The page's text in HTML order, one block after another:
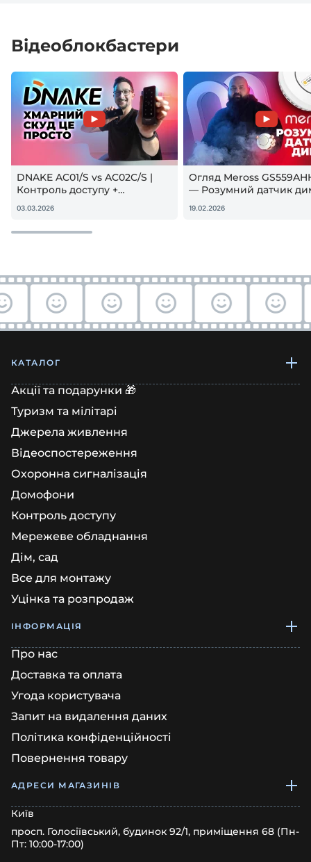
Відеоблокбастери
DNAKE AC01/S vs AC02C/S |
Контроль доступу +
гостьовий QR — реальна
03.03.2026
Огляд Meross
— Розумний датчик
Apple HomeKit! Чи
19.02.2026
КАТАЛОГ
Акції та подарунки 🎁
Туризм та мілітарі
Джерела живлення
Відеоспостереження
Охоронна сигналізація
Домофони
Контроль доступу
Мережеве обладнання
Дім, сад
Все для монтажу
Уцінка та розпродаж
ІНФОРМАЦІЯ
Про нас
Доставка та оплата
Угода користувача
Запит на видалення даних
Політика конфіденційності
Повернення товару
АДРЕСИ МАГАЗИНІВ
Київ
просп. Голосіївський, будинок 92/1, приміщення 68 (Пн-
Пт: 10:00-17:00)